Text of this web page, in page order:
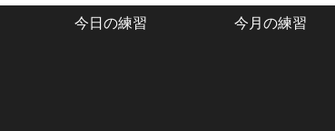
今日の練習 今月の練習